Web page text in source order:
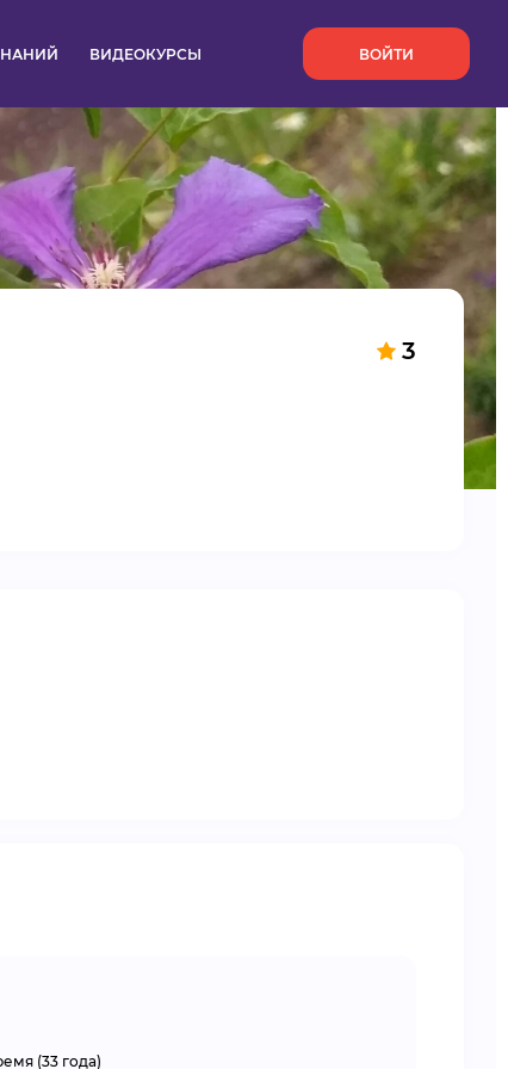
ВИДЕОКУРСЫ ВОЙТИ
3
(33 года)